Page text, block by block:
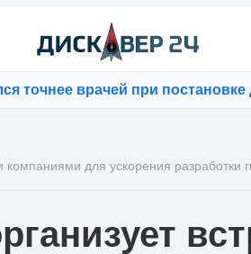
врачей при постановке
для ускорения разработки